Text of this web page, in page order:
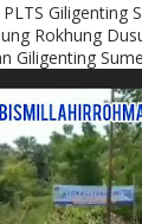
Giligenting
Rokhung
Giligenting